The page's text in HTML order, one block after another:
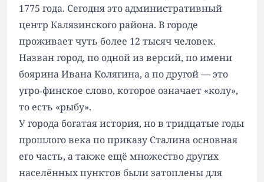
1775 года. Сегодня это административный
центр Калязинского района. В городе
проживает чуть более 12 тысяч человек.
Назван город, по одной из версий, по имени
боярина Ивана Колягина, а по другой — это
угро‑финское слово, которое означает «колу»,
то есть «рыбу».
У города богатая история, но в тридцатые годы
прошлого века по приказу Сталина основная
его часть, а также ещё множество других
населённых пунктов были затоплены для